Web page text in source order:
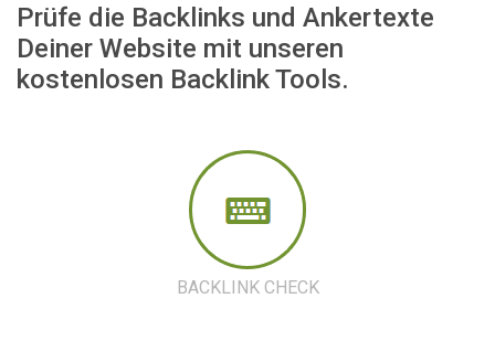
Prüfe die Backlinks und Ankertexte
Deiner Website mit unseren
kostenlosen Backlink Tools.
BACKLINK CHECK